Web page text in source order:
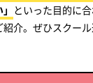
といった目的に
介。ぜひスクー